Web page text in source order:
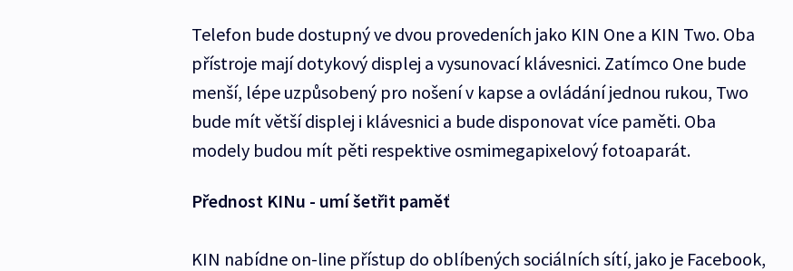
Telefon bude dostupný ve dvou provedeních jako KIN One a KIN Two. Oba
přístroje mají dotykový displej a vysunovací klávesnici. Zatímco One bude
menší, lépe uzpůsobený pro nošení v kapse a ovládání jednou rukou, Two
bude mít větší displej i klávesnici a bude disponovat více paměti. Oba
modely budou mít pěti respektive osmimegapixelový fotoaparát.
Přednost KINu - umí šetřit paměť
KIN nabídne on-line přístup do oblíbených sociálních sítí, jako je Facebook,